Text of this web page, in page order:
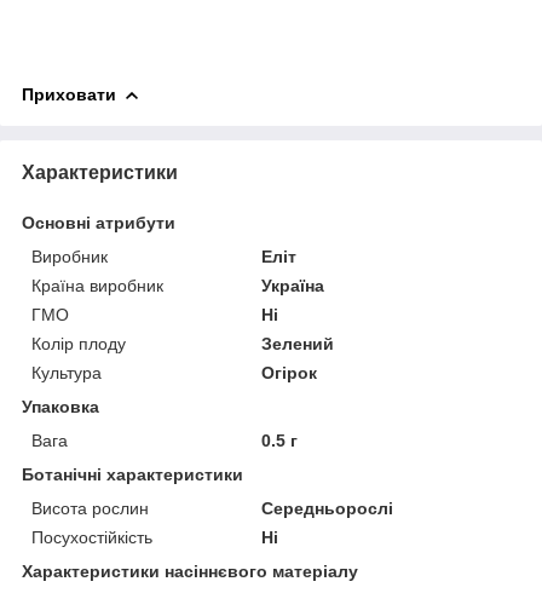
Приховати
Характеристики
Основні атрибути
Виробник
Еліт
Країна виробник
Україна
ГМО
Ні
Колір плоду
Зелений
Культура
Огірок
Упаковка
Вага
0.5 г
Ботанічні характеристики
Висота рослин
Середньорослі
Посухостійкість
Ні
Характеристики насіннєвого матеріалу